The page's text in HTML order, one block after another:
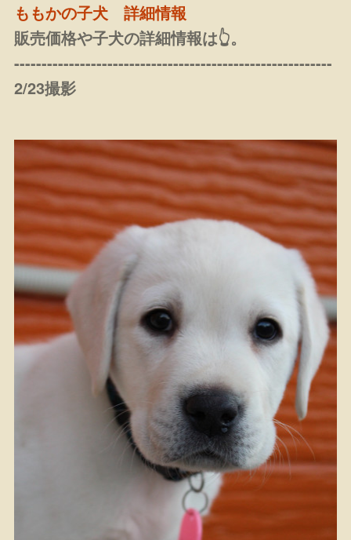
ももかの子犬 詳細情報
販売価格や子犬の詳細情報は👆。
----------------------------------------------------------
2/23撮影